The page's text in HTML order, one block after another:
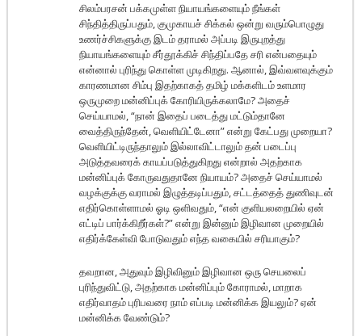
சிலம்பரசன் பக்கமுள்ள நியாயங்களையும் நீங்கள்
சிந்தித்திருப்பதும், குமுகாயச் சிக்கல் ஒன்று வரும்பொழுது
உணர்ச்சிகளுக்கு இடம் தராமல் அப்படி இருபுறத்து
நியாயங்களையும் சீர்தூக்கிச் சிந்திப்பதே சரி என்பதையும்
என்னால் புரிந்து கொள்ள முடிகிறது. ஆனால், இவ்வளவுக்கும்
காரணமான சிம்பு இதற்காகத் தமிழ் மக்களிடம் உளமார
ஒருமுறை மன்னிப்புக் கோரியிருக்கலாமே? அதைச்
செய்யாமல், “நான் இதைப் படைத்து மட்டும்தானே
வைத்திருந்தேன், வெளியிட்டேனா” என்று கேட்பது முறையா?
வெளியிட்டிருந்தாலும் இல்லாவிட்டாலும் தன் படைப்பு
அடுத்தவரைக் காயப்படுத்துகிறது என்றால் அதற்காக
மன்னிப்புக் கோருவதுதானே நியாயம்? அதைச் செய்யாமல்
வழக்குக்கு வராமல் இழுத்தடிப்பதும், சட்டத்தைத் துணிவுடன்
எதிர்கொள்ளாமல் ஓடி ஒளிவதும், “என் குளியலறையில் ஏன்
எட்டிப் பார்க்கிறீர்கள்?” என்று இன்னும் இழிவான முறையில்
எதிர்க்கேள்வி போடுவதும் எந்த வகையில் சரியாகும்?
தவறான, அதுவும் இழிவினும் இழிவான ஒரு செயலைப்
புரிந்துவிட்டு, அதற்காக மன்னிப்பும் கோராமல், மாறாக
எதிர்வாதம் புரிபவரை நாம் எப்படி மன்னிக்க இயலும்? ஏன்
மன்னிக்க வேண்டும்?